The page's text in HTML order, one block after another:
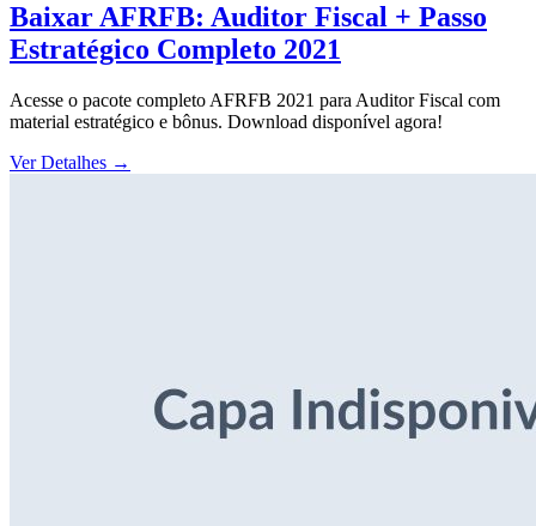
Baixar AFRFB: Auditor Fiscal + Passo
Estratégico Completo 2021
Acesse o pacote completo AFRFB 2021 para Auditor Fiscal com
material estratégico e bônus. Download disponível agora!
Ver Detalhes →